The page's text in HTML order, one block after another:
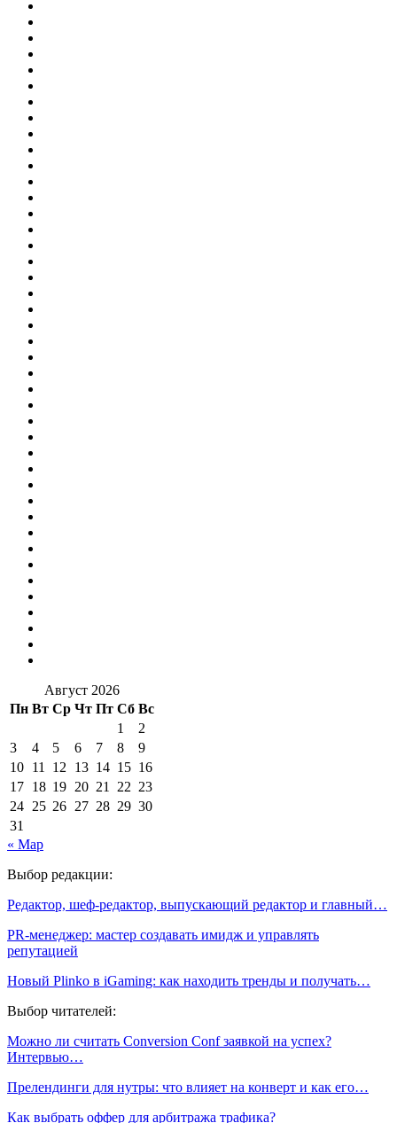
Август 2026
Пн Вт Ср Чт Пт Сб Вс
1
2
3
4 5 6 7 8
9
10 11 12 13 14 15 16
17 18 19 20 21 22 23
24 25 26 27 28 29 30
31
« Мар
Выбор редакции:
Редактор, шеф-редактор, выпускающий редактор и главный…
PR-менеджер: мастер создавать имидж и управлять
репутацией
Новый Plinko в iGaming: как находить тренды и получать…
Выбор читателей:
Можно ли считать Conversion Conf заявкой на успех?
Интервью…
Прелендинги для нутры: что влияет на конверт и как его…
Как выбрать оффер для арбитража трафика?